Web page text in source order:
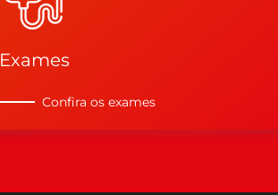
Exames
Confira os exames